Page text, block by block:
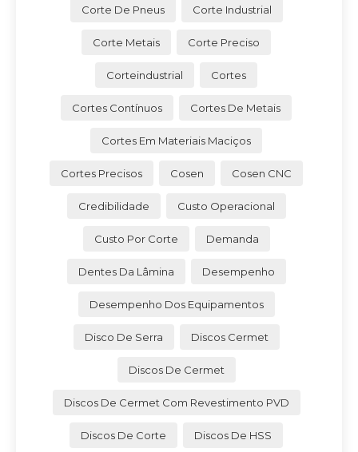
Corte De Pneus Corte Industrial
Corte Metais Corte Preciso
Corteindustrial Cortes
Cortes Contínuos Cortes De Metais
Cortes Em Materiais Maciços
Cortes Precisos Cosen Cosen CNC
Credibilidade Custo Operacional
Custo Por Corte Demanda
Dentes Da Lâmina Desempenho
Desempenho Dos Equipamentos
Disco De Serra Discos Cermet
Discos De Cermet
Discos De Cermet Com Revestimento PVD
Discos De Corte Discos De HSS